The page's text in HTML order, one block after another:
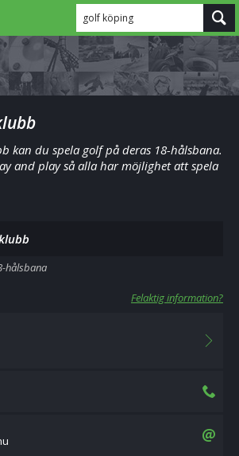
golf köping
kan du spela golf på deras 18-hålsbana.
and play så alla har möjlighet att spela
hålsbana
Felaktig information?